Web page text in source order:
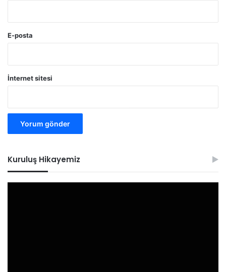
E-posta
İnternet sitesi
Kuruluş Hikayemiz